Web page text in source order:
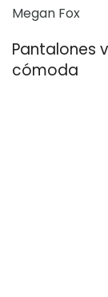
Megan Fox
Pantalones
cómoda